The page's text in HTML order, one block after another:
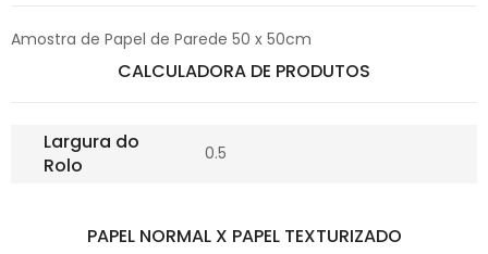
Amostra de Papel de Parede 50 x 50cm
CALCULADORA DE PRODUTOS
Largura do
Rolo
0.5
PAPEL NORMAL X PAPEL TEXTURIZADO